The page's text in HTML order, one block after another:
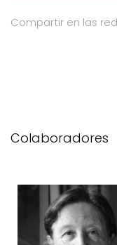
Compartir en las
Colaboradores